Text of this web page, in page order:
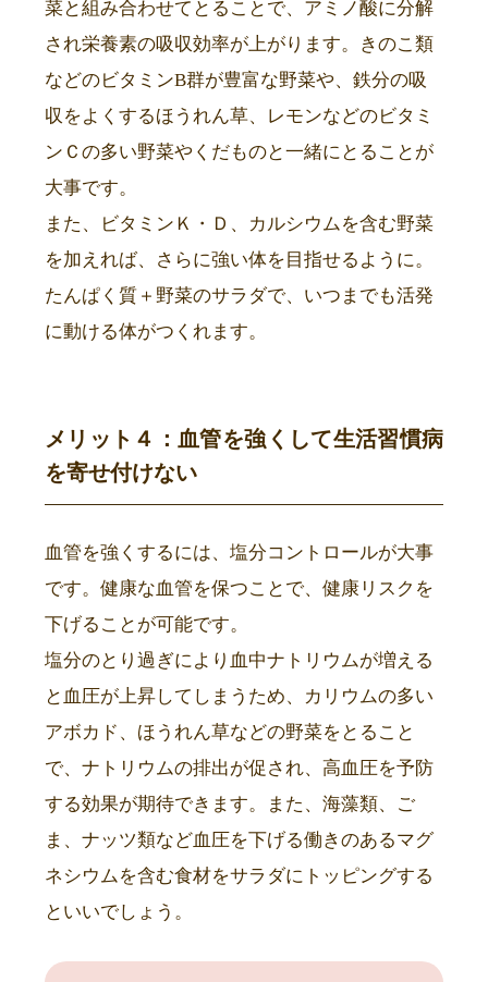
菜と組み合わせてとることで、アミノ酸に分解
され栄養素の吸収効率が上がります。きのこ類
などのビタミンB群が豊富な野菜や、鉄分の吸
収をよくするほうれん草、レモンなどのビタミ
ンＣの多い野菜やくだものと一緒にとることが
大事です。
また、ビタミンＫ・Ｄ、カルシウムを含む野菜
を加えれば、さらに強い体を目指せるように。
たんぱく質＋野菜のサラダで、いつまでも活発
に動ける体がつくれます。
メリット４：血管を強くして生活習慣病
を寄せ付けない
血管を強くするには、塩分コントロールが大事
です。健康な血管を保つことで、健康リスクを
下げることが可能です。
塩分のとり過ぎにより血中ナトリウムが増える
と血圧が上昇してしまうため、カリウムの多い
アボカド、ほうれん草などの野菜をとること
で、ナトリウムの排出が促され、高血圧を予防
する効果が期待できます。また、海藻類、ご
ま、ナッツ類など血圧を下げる働きのあるマグ
ネシウムを含む食材をサラダにトッピングする
といいでしょう。